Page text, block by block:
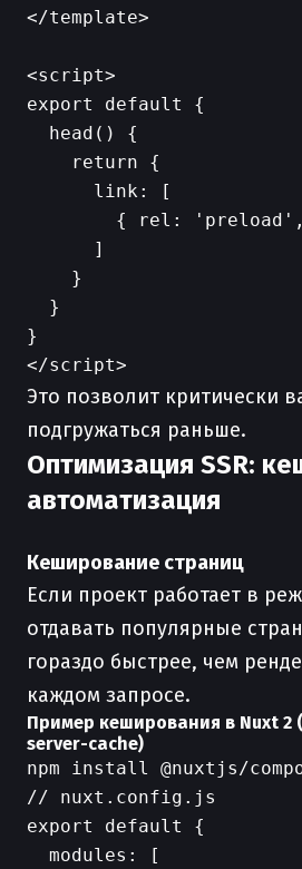
</template>
<script>
export default {
  head() {
    return {
      link: [
{ rel:
      ]
    }
  }
}
Это позволит критически
подгружаться раньше.
Оптимизация SSR:
автоматизация
Кеширование страниц
Если проект работает в
отдавать популярные
гораздо быстрее, чем
каждом запросе.
Пример кеширования в Nuxt
server-cache)
// nuxt.config.js
export default {
  modules: [